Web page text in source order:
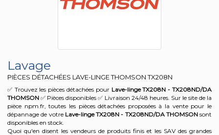
Lavage
PIÈCES DÉTACHÉES LAVE-LINGE THOMSONTX208N
✅ Trouvez les pièces détachées pour Lave-linge TX208N - TX208ND/DA
THOMSON✅ Pièces disponibles ✅ Livraison 24/48 heures. Sur le site de la
pièce npm.fr, toutes les pièces détachées proposées à la vente pour le
dépannage de votre Lave-linge TX208N - TX208ND/DA THOMSONsont
disponibles en stock.
Quoi qu'en disent les vendeurs de produits finis et les SAV des grandes